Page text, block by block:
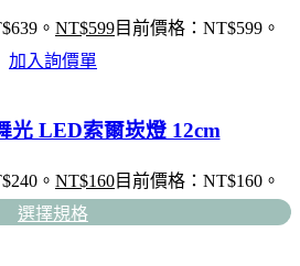
。 NT$599目前價格：NT$599。
加入詢價單
光 LED索爾崁燈 12cm
。 NT$160目前價格：NT$160。
選擇規格